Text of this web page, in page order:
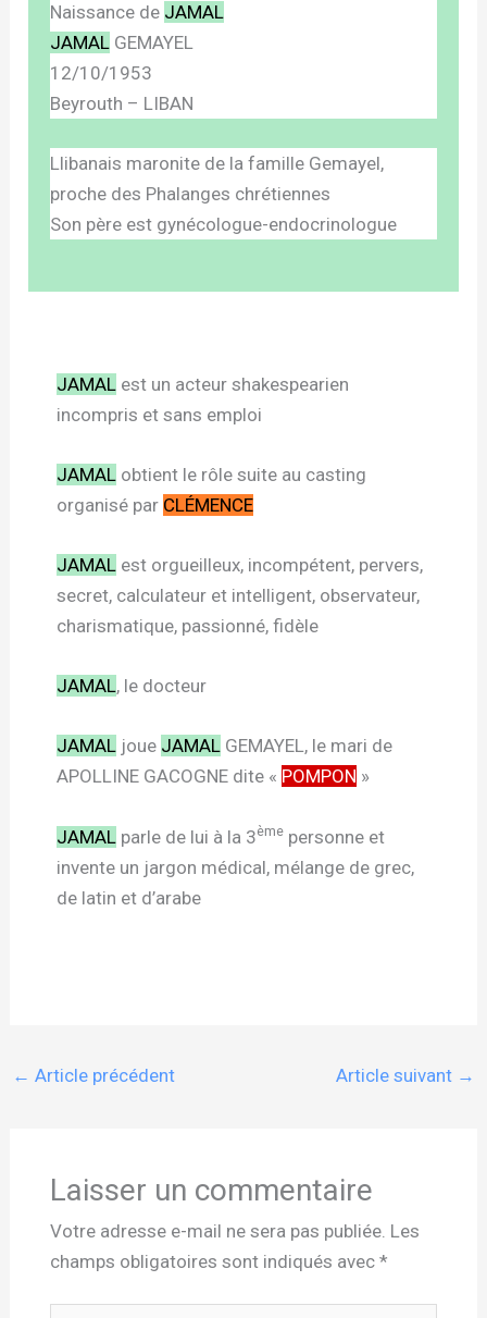
Naissance de JAMAL
JAMAL GEMAYEL
12/10/1953
Beyrouth – LIBAN
Llibanais maronite de la famille Gemayel,
proche des Phalanges chrétiennes
Son père est gynécologue-endocrinologue
JAMAL est un acteur shakespearien
incompris et sans emploi
JAMAL obtient le rôle suite au casting
organisé par CLÉMENCE
JAMALest orgueilleux, incompétent, pervers,
secret, calculateur et intelligent, observateur,
charismatique, passionné, fidèle
JAMAL, le docteur
JAMALjoue JAMALGEMAYEL, le mari de
APOLLINE GACOGNE dite « POMPON »
JAMAL parle de lui à la 3èmepersonne et
invente un jargon médical, mélange de grec,
de latin et d’arabe
← Article précédent Article suivant →
Laisser un commentaire
Votre adresse e-mail ne sera pas publiée. Les
champs obligatoires sont indiqués avec *